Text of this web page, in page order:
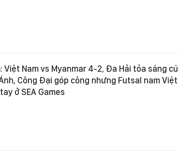
Việt Nam vs Myanmar 4-2, Đa Hải tỏa sáng cú
Công Đại góp công nhưng Futsal nam Việt
ở SEA Games